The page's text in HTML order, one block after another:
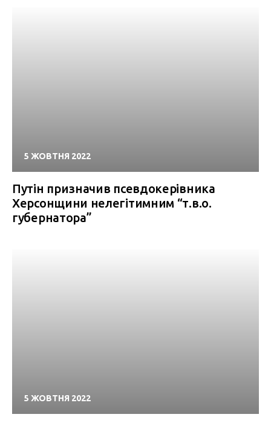
5 ЖОВТНЯ 2022
Путін призначив псевдокерівника
Херсонщини нелегітимним “т.в.о.
губернатора”
5 ЖОВТНЯ 2022